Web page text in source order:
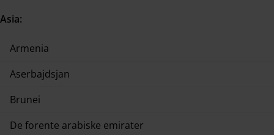
Asia:
Armenia
Aserbajdsjan
Brunei
De forente arabiske emirater